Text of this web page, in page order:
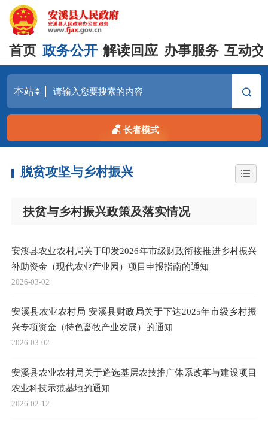
首页 政务公开 解读回应 办事服务 互动
长者模式
脱贫攻坚与乡村振兴
扶贫与乡村振兴政策及落实情况
安溪县农业农村局关于印发2026年市级财政衔接推进乡村振兴
补助资金（现代农业产业园）项目申报指南的通知
2026-03-02
安溪县农业农村局 安溪县财政局关于下达2025年市级乡村振
兴专项资金（特色畜牧产业发展）的通知
2026-03-02
安溪县农业农村局关于遴选基层农技推广体系改革与建设项目
农业科技示范基地的通知
2026-02-12